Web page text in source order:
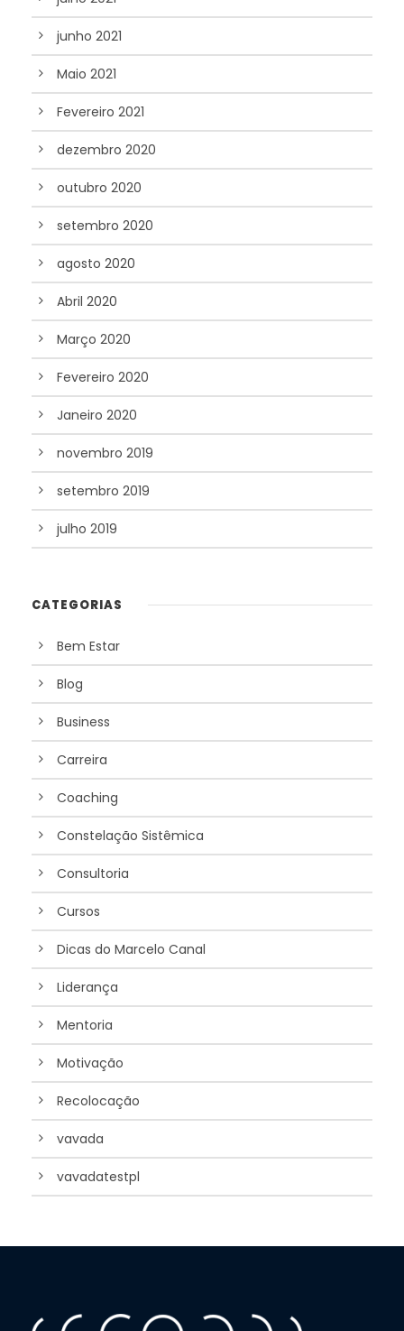
junho 2021
Maio 2021
Fevereiro 2021
dezembro 2020
outubro 2020
setembro 2020
agosto 2020
Abril 2020
Março 2020
Fevereiro 2020
Janeiro 2020
novembro 2019
setembro 2019
julho 2019
CATEGORIAS
Bem Estar
Blog
Business
Carreira
Coaching
Constelação Sistêmica
Consultoria
Cursos
Dicas do Marcelo Canal
Liderança
Mentoria
Motivação
Recolocação
vavada
vavadatestpl